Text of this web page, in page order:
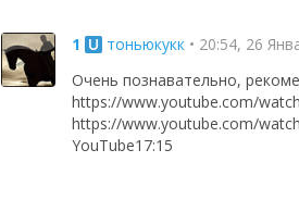
1 тоньюкукк • 20:54, 26
Очень познавательно,
https://www.youtube.com/
https://www.youtube.com/
YouTube17:15